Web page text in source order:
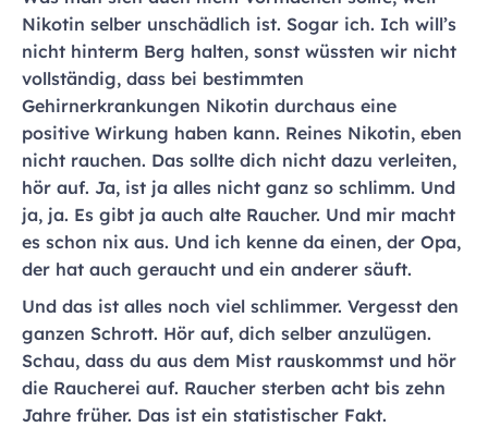
Nikotin selber unschädlich ist. Sogar ich. Ich will’s
nicht hinterm Berg halten, sonst wüssten wir nicht
vollständig, dass bei bestimmten
Gehirnerkrankungen Nikotin durchaus eine
positive Wirkung haben kann. Reines Nikotin, eben
nicht rauchen. Das sollte dich nicht dazu verleiten,
hör auf. Ja, ist ja alles nicht ganz so schlimm. Und
ja, ja. Es gibt ja auch alte Raucher. Und mir macht
es schon nix aus. Und ich kenne da einen, der Opa,
der hat auch geraucht und ein anderer säuft.
Und das ist alles noch viel schlimmer. Vergesst den
ganzen Schrott. Hör auf, dich selber anzulügen.
Schau, dass du aus dem Mist rauskommst und hör
die Raucherei auf. Raucher sterben acht bis zehn
Jahre früher. Das ist ein statistischer Fakt.